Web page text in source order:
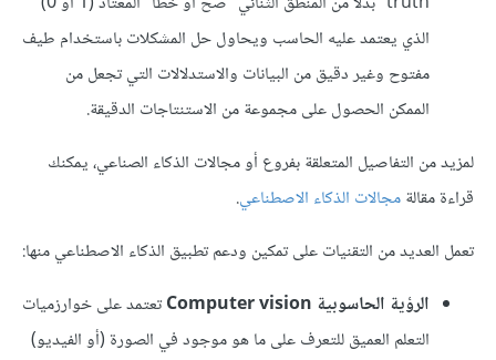
الذي يعتمد عليه الحاسب ويحاول حل المشكلات باستخدام طيف
مفتوح وغير دقيق من البيانات والاستدلالات التي تجعل من
الممكن الحصول على مجموعة من الاستنتاجات الدقيقة.
لمزيد من التفاصيل المتعلقة بفروع أو مجالات الذكاء الصناعي، يمكنك
قراءة مقالةمجالات الذكاء الاصطناعي.
تعمل العديد من التقنيات على تمكين ودعم تطبيق الذكاء الاصطناعي منها:
الرؤية الحاسوبية Computer vision
تعتمد على خوارزميات
التعلم العميق للتعرف على ما هو موجود في الصورة (أو الفيديو)